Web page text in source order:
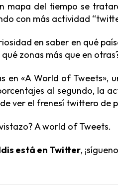
mapa del tiempo se
con más actividad
en saber en qué
qué zonas más que en
en «A World of Tweets»,
al segundo, la
ver el frenesí twittero de
A world of Tweets.
está en Twitter,